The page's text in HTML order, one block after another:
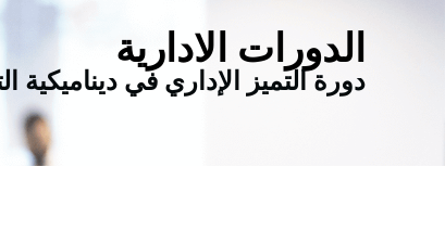
الدورات الادارية
دورة التميز الإداري في ديناميكية